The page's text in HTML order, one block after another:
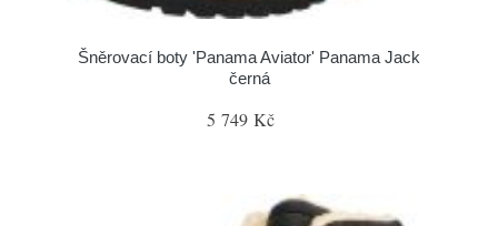
Šněrovací boty 'Panama Aviator' Panama Jack
černá
5 749 Kč